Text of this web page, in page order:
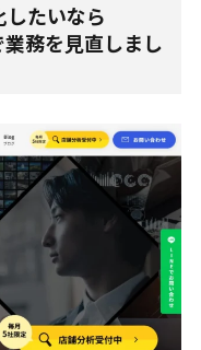
たいなら
務を見直しまし